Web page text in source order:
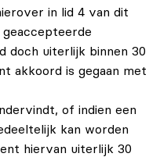
in lid 4 van dit
doch uiterlijk binnen 30
akkoord is gegaan met
of indien een
kan worden
hiervan uiterlijk 30